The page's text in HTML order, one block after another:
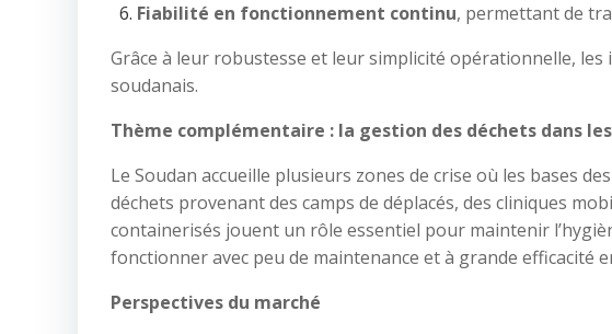
Fiabilité en fonctionnement continu, permettant de
Grâce à leur robustesse et leur simplicité opérationnelle,
soudanais.
Thème complémentaire : la gestion des déchets dans
Le Soudan accueille plusieurs zones de crise où les bases
déchets provenant des camps de déplacés, des cliniques
containerisés jouent un rôle essentiel pour maintenir
fonctionner avec peu de maintenance et à grande efficacité
Perspectives du marché